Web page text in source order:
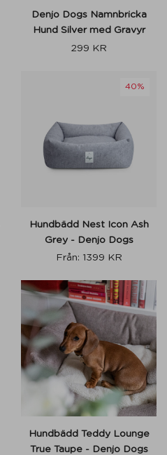
Denjo Dogs Namnbricka
Hund Silver med Gravyr
299 KR
Hundbädd Nest Icon Ash
Grey - Denjo Dogs
Från: 1399 KR
40%
Hundbädd Teddy Lounge
True Taupe - Denjo Dogs